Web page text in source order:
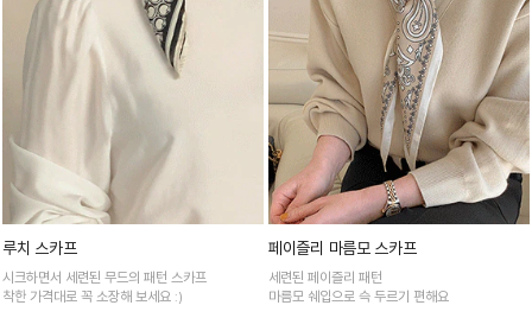
루치 스카프
시크하면서 세련된 무드의 패턴 스카프
착한 가격대로 꼭 소장해 보세요 :)
페이즐리 마름모 스카프
세련된 페이즐리 패턴
마름모 쉐입으로 슥 두르기 편해요